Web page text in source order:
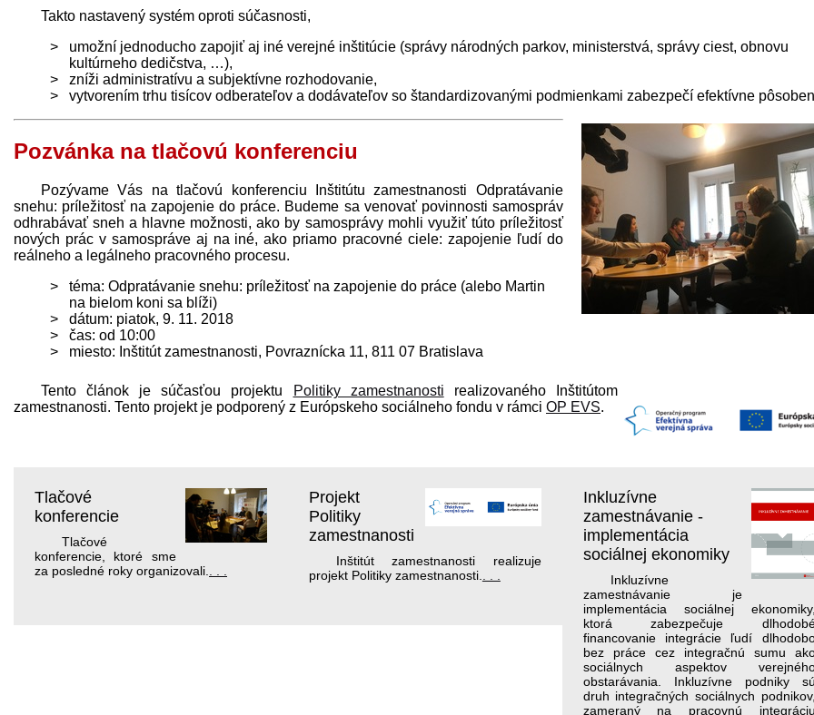
Takto nastavený systém oproti súčasnosti,
umožní jednoducho zapojiť aj iné verejné inštitúcie (správy národných parkov, ministerstvá, správy ciest, obnovu
kultúrneho dedičstva, …),
zníži administratívu a subjektívne rozhodovanie,
vytvorením trhu tisícov odberateľov a dodávateľov so štandardizovanými podmienkami zabezpečí efektívne
Pozvánka na tlačovú konferenciu
Pozývame Vás na tlačovú konferenciu Inštitútu zamestnanosti Odpratávanie
snehu: príležitosť na zapojenie do práce. Budeme sa venovať povinnosti samospráv
odhrabávať sneh a hlavne možnosti, ako by samosprávy mohli využiť túto príležitosť
nových prác v samospráve aj na iné, ako priamo pracovné ciele: zapojenie ľudí do
reálneho a legálneho pracovného procesu.
téma: Odpratávanie snehu: príležitosť na zapojenie do práce (alebo Martin
na bielom koni sa blíži)
dátum: piatok, 9. 11. 2018
čas: od 10:00
miesto: Inštitút zamestnanosti, Povraznícka 11, 811 07 Bratislava
Tento článok je súčasťou projektu Politiky zamestnanosti realizovaného Inštitútom
zamestnanosti. Tento projekt je podporený z Európskeho sociálneho fondu v rámci OP EVS.
Tlačové
konferencie
Tlačové
konferencie, ktoré sme
za posledné roky organizovali.
Projekt
Politiky
zamestnanosti
Inštitút zamestnanosti realizuje
projekt Politiky zamestnanosti.
Inkluzívne
zamestnávanie -
implementácia
sociálnej ekonomiky
Inkluzívne
zamestnávanie je
implementácia sociálnej
ktorá zabezpečuje
financovanie integrácie ľudí
bez práce cez integračnú sumu
sociálnych aspektov
obstarávania. Inkluzívne podniky
druh integračných sociálnych
zameraný na pracovnú